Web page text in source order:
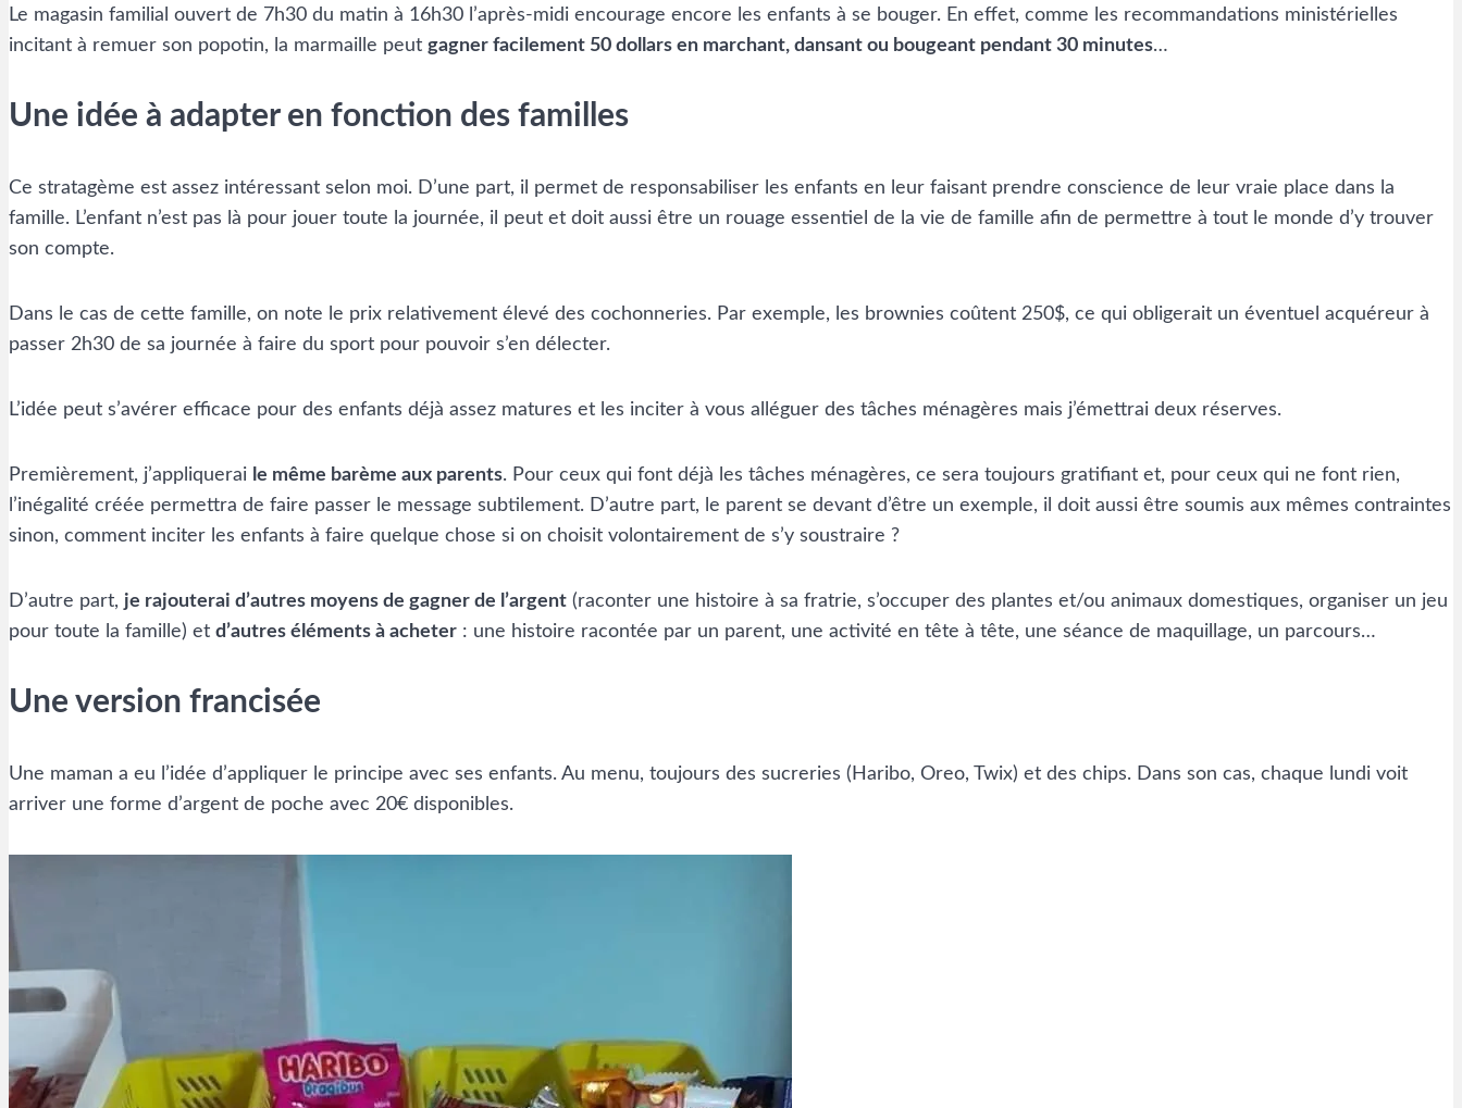
Le magasin familial ouvert de 7h30 du matin à 16h30 l’après-midi encourage encore les enfants à se bouger. En effet, comme les recommandations ministérielles
incitant à remuer son popotin, la marmaille peut gagner facilement 50 dollars en marchant, dansant ou bougeant pendant 30 minutes…
Une idée à adapter en fonction des familles
Ce stratagème est assez intéressant selon moi. D’une part, il permet de responsabiliser les enfants en leur faisant prendre conscience de leur vraie place dans la
famille. L’enfant n’est pas là pour jouer toute la journée, il peut et doit aussi être un rouage essentiel de la vie de famille afin de permettre à tout le monde d’y trouver
son compte.
Dans le cas de cette famille, on note le prix relativement élevé des cochonneries. Par exemple, les brownies coûtent 250$, ce qui obligerait un éventuel acquéreur à
passer 2h30 de sa journée à faire du sport pour pouvoir s’en délecter.
L’idée peut s’avérer efficace pour des enfants déjà assez matures et les inciter à vous alléguer des tâches ménagères mais j’émettrai deux réserves.
Premièrement, j’appliquerai le même barème aux parents. Pour ceux qui font déjà les tâches ménagères, ce sera toujours gratifiant et, pour ceux qui ne font rien,
l’inégalité créée permettra de faire passer le message subtilement. D’autre part, le parent se devant d’être un exemple, il doit aussi être soumis aux mêmes contraintes
sinon, comment inciter les enfants à faire quelque chose si on choisit volontairement de s’y soustraire ?
D’autre part, je rajouterai d’autres moyens de gagner de l’argent (raconter une histoire à sa fratrie, s’occuper des plantes et/ou animaux domestiques, organiser un jeu
pour toute la famille) et d’autres éléments à acheter : une histoire racontée par un parent, une activité en tête à tête, une séance de maquillage, un parcours…
Une version francisée
Une maman a eu l’idée d’appliquer le principe avec ses enfants. Au menu, toujours des sucreries (Haribo, Oreo, Twix) et des chips. Dans son cas, chaque lundi voit
arriver une forme d’argent de poche avec 20€ disponibles.